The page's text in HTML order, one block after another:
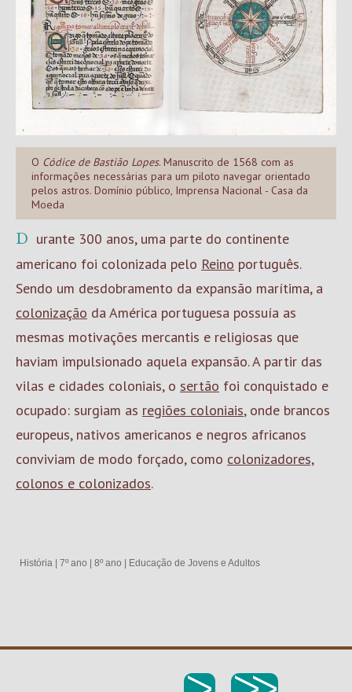
O Códice de Bastião Lopes. Manuscrito de 1568 com as
informações necessárias para um piloto navegar orientado
pelos astros. Domínio público, Imprensa Nacional - Casa da
Moeda
Durante 300 anos, uma parte do continente
americano foi colonizada pelo Reino português.
Sendo um desdobramento da expansão marítima, a
colonização da América portuguesa possuía as
mesmas motivações mercantis e religiosas que
haviam impulsionado aquela expansão. A partir das
vilas e cidades coloniais, o sertão foi conquistado e
ocupado: surgiam as regiões coloniais, onde brancos
europeus, nativos americanos e negros africanos
conviviam de modo forçado, como colonizadores,
colonos e colonizados.
História 7º ano 8º ano Educação de Jovens e Adultos